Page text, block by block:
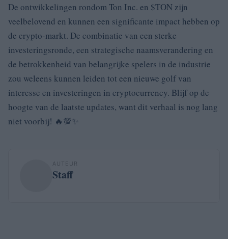
De ontwikkelingen rondom Ton Inc. en $TON zijn
veelbelovend en kunnen een significante impact hebben op
de crypto-markt. De combinatie van een sterke
investeringsronde, een strategische naamsverandering en
de betrokkenheid van belangrijke spelers in de industrie
zou weleens kunnen leiden tot een nieuwe golf van
interesse en investeringen in cryptocurrency. Blijf op de
hoogte van de laatste updates, want dit verhaal is nog lang
niet voorbij! 🔥💯✨
AUTEUR
Staff